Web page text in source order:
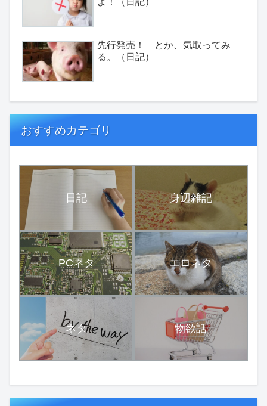
先行発売！ とか、気取ってみ
る。（日記）
おすすめカテゴリ
日記 身辺雑記
PCネタ エロネタ
ネタ 物欲話